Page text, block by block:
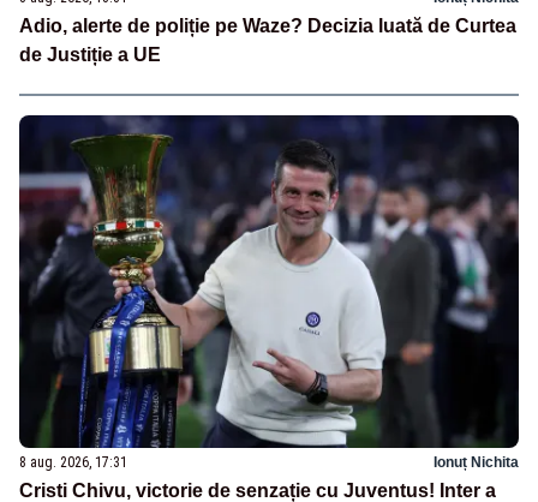
Adio, alerte de poliție pe Waze? Decizia luată de Curtea
de Justiție a UE
8 aug. 2026, 17:31 Ionuț Nichita
Cristi Chivu, victorie de senzație cu Juventus! Inter a